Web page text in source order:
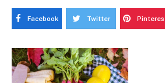
Facebook Twitter